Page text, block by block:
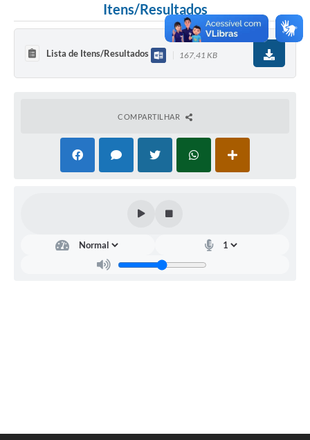
Itens/Resultados
Lista de Itens/Resultados 167,41 KB
COMPARTILHAR